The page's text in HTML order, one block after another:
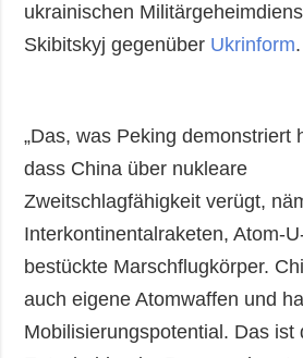
ukrainischen
Skibitskyj gegenüber Ukrinform.
„Das, was Peking demonstriert
dass China über nukleare
Zweitschlagfähigkeit verügt,
Interkontinentalraketen, Atom-
bestückte Marschflugkörper.
auch eigene Atomwaffen und
Mobilisierungspotential. Das ist